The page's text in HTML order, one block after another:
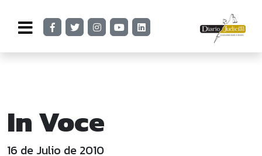
In Voce
16 de Julio de 2010